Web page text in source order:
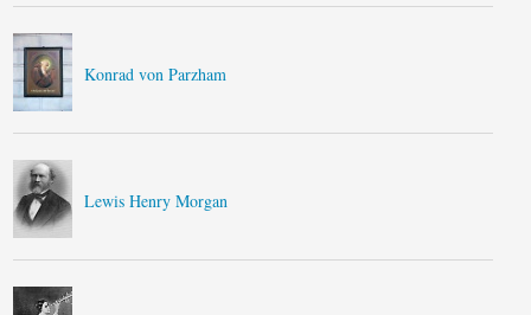
Konrad von Parzham
Lewis Henry Morgan